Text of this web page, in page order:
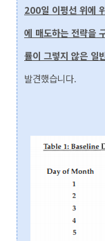
200일 이평선 위에
에 매도하는 전략을
률이 그렇지 않은 일
발견했습니다.